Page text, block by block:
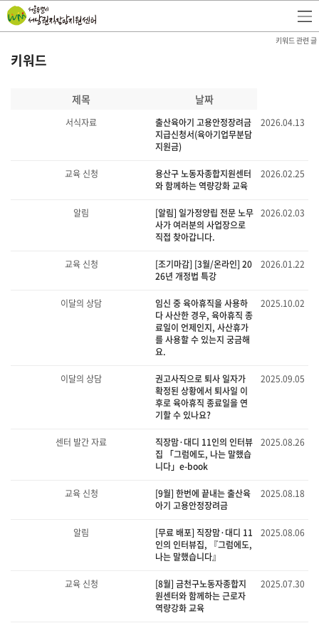
키워드
키워드 관련 글
제목 날짜
서식자료
출산육아기 고용안정장려금
지급신청서(육아기업무분담
지원금)
2026.04.13
교육 신청
용산구 노동자종합지원센터
와 함께하는 역량강화 교육
2026.02.25
알림
[알림] 일가정양립 전문 노무
사가 여러분의 사업장으로
직접 찾아갑니다.
2026.02.03
교육 신청
[조기마감] [3월/온라인] 20
26년 개정법 특강
2026.01.22
이달의 상담
임신 중 육아휴직을 사용하
다 사산한 경우, 육아휴직 종
료일이 언제인지, 사산휴가
를 사용할 수 있는지 궁금해
요.
2025.10.02
이달의 상담
권고사직으로 퇴사 일자가
확정된 상황에서 퇴사일 이
후로 육아휴직 종료일을 연
기할 수 있나요?
2025.09.05
센터 발간 자료
직장맘·대디 11인의 인터뷰
집 「그럼에도, 나는 말했습
니다」e-book
2025.08.26
교육 신청
[9월] 한번에 끝내는 출산육
아기 고용안정장려금
2025.08.18
알림
[무료 배포] 직장맘·대디 11
인의 인터뷰집, 『그럼에도,
나는 말했습니다』
2025.08.06
교육 신청
[8월] 금천구노동자종합지
원센터와 함께하는 근로자
역량강화 교육
2025.07.30